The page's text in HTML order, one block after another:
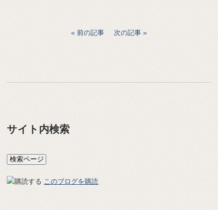
前の記事 次の記事
サイト内検索
このブログを購読